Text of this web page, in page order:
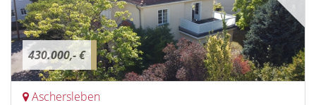
430.000,- €
Aschersleben